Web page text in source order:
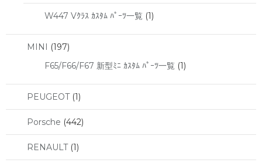
W447 Vｸﾗｽ ｶｽﾀﾑ ﾊﾟｰﾂ一覧 (1)
MINI (197)
F65/F66/F67 新型ﾐﾆ ｶｽﾀﾑ ﾊﾟｰﾂ一覧 (1)
PEUGEOT(1)
Porsche (442)
RENAULT(1)